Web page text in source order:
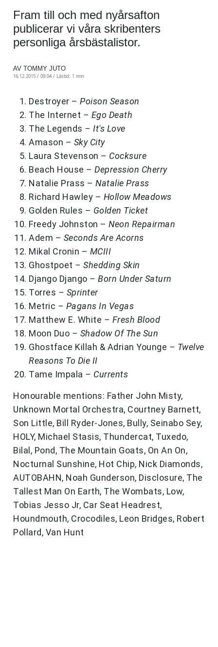
Fram till och med nyårsafton
publicerar vi våra skribenters
personliga årsbästalistor.
AV TOMMY JUTO
16.12.2015 / 09:04 / Lästid: 1 min
Destroyer – Poison Season
The Internet – Ego Death
The Legends – It's Love
Amason – Sky City
Laura Stevenson – Cocksure
Beach House – Depression Cherry
Natalie Prass – Natalie Prass
Richard Hawley – Hollow Meadows
Golden Rules – Golden Ticket
Freedy Johnston – Neon Repairman
Adem – Seconds Are Acorns
Mikal Cronin – MCIII
Ghostpoet – Shedding Skin
Django Django – Born Under Saturn
Torres – Sprinter
Metric – Pagans In Vegas
Matthew E. White – Fresh Blood
Moon Duo – Shadow Of The Sun
Ghostface Killah & Adrian Younge – Twelve
Reasons To Die II
Tame Impala – Currents
Honourable mentions: Father John Misty,
Unknown Mortal Orchestra, Courtney Barnett,
Son Little, Bill Ryder-Jones, Bully, Seinabo Sey,
HOLY, Michael Stasis, Thundercat, Tuxedo,
Bilal, Pond, The Mountain Goats, On An On,
Nocturnal Sunshine, Hot Chip, Nick Diamonds,
AUTOBAHN, Noah Gunderson, Disclosure, The
Tallest Man On Earth, The Wombats, Low,
Tobias Jesso Jr, Car Seat Headrest,
Houndmouth, Crocodiles, Leon Bridges, Robert
Pollard, Van Hunt